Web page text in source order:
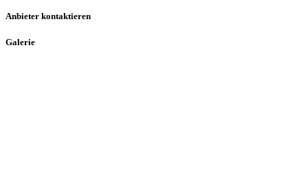
Anbieter kontaktieren
Galerie